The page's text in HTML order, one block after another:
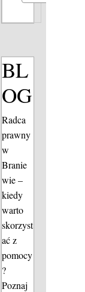
BL
OG
Radca
prawny
w
Branie
wie –
kiedy
warto
skorzyst
ać z
pomocy
?
Poznaj